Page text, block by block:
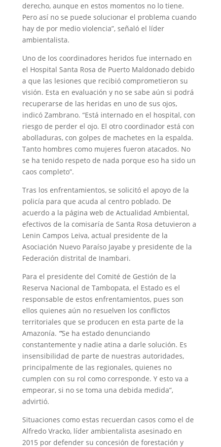
derecho, aunque en estos momentos no lo tiene.
Pero así no se puede solucionar el problema cuando
hay de por medio violencia”, señaló el líder
ambientalista.
Uno de los coordinadores heridos fue internado en
el Hospital Santa Rosa de Puerto Maldonado debido
a que las lesiones que recibió comprometieron su
visión. Esta en evaluación y no se sabe aún si podrá
recuperarse de las heridas en uno de sus ojos,
indicó Zambrano. “Está internado en el hospital, con
riesgo de perder el ojo. El otro coordinador está con
abolladuras, con golpes de machetes en la espalda.
Tanto hombres como mujeres fueron atacados. No
se ha tenido respeto de nada porque eso ha sido un
caos completo”.
Tras los enfrentamientos, se solicitó el apoyo de la
policía para que acuda al centro poblado. De
acuerdo a la página web de Actualidad Ambiental,
efectivos de la comisaría de Santa Rosa detuvieron a
Lenin Campos Leiva, actual presidente de la
Asociación Nuevo Paraíso Jayabe y presidente de la
Federación distrital de Inambari.
Para el presidente del Comité de Gestión de la
Reserva Nacional de Tambopata, el Estado es el
responsable de estos enfrentamientos, pues son
ellos quienes aún no resuelven los conflictos
territoriales que se producen en esta parte de la
Amazonía. “Se ha estado denunciando
constantemente y nadie atina a darle solución. Es
insensibilidad de parte de nuestras autoridades,
principalmente de las regionales, quienes no
cumplen con su rol como corresponde. Y esto va a
empeorar, si no se toma una debida medida”,
advirtió.
Situaciones como estas recuerdan casos como el de
Alfredo Vracko, líder ambientalista asesinado en
2015 por defender su concesión de forestación y